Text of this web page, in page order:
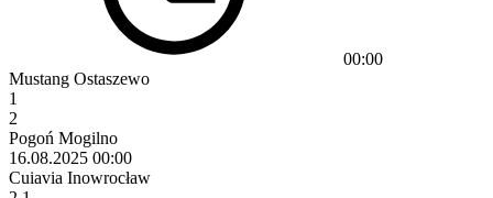
00:00
Mustang Ostaszewo
1
2
Pogoń Mogilno
16.08.2025 00:00
Cuiavia Inowrocław